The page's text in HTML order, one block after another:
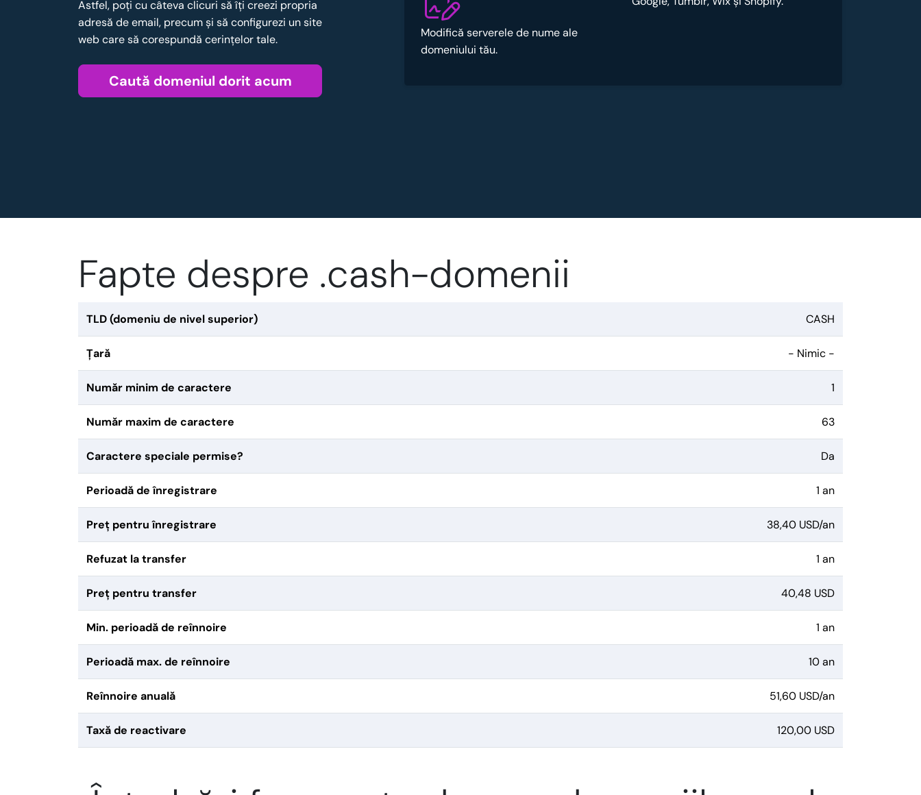
Astfel, poţi cu câteva clicuri să îţi creezi propria
adresă de email, precum şi să configurezi un site
web care să corespundă cerinţelor tale.
Caută domeniul dorit acum
Modifică serverele de nume ale
domeniului tău.
Fapte despre .cash-domenii
TLD (domeniu de nivel superior) CASH
Țară - Nimic -
Număr minim de caractere 1
Număr maxim de caractere 63
Caractere speciale permise? Da
Perioadă de înregistrare 1 an
Preț pentru înregistrare 38,40 USD/an
Refuzat la transfer 1 an
Preț pentru transfer 40,48 USD
Min. perioadă de reînnoire 1 an
Perioadă max. de reînnoire 10 an
Reînnoire anuală 51,60 USD/an
Taxă de reactivare 120,00 USD